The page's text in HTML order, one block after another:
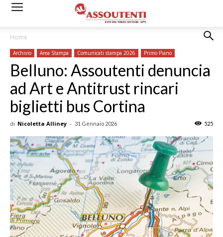
Home
Archivio Area Stampa Comunicati stampa 2026 Primo Piano
Belluno: Assoutenti denuncia
ad Art e Antitrust rincari
biglietti bus Cortina
di Nicoletta Alliney - 31 Gennaio 2026 525